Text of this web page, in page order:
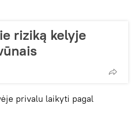
riziką kelyje
privalu laikyti pagal